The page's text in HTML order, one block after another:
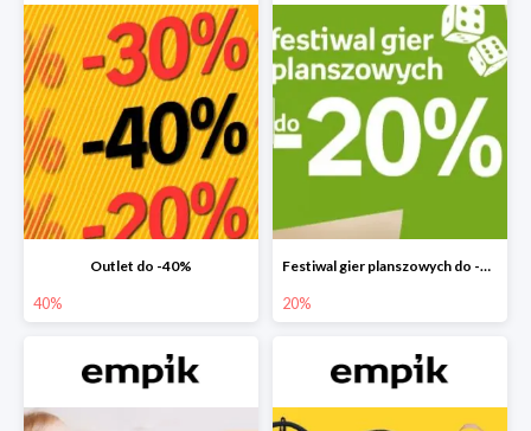
Outlet do -40%
40%
Festiwal gier planszowych do -20%
20%